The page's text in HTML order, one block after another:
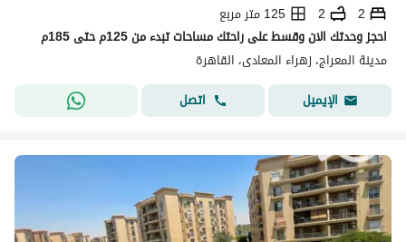
2
2
125 متر مربع
احجز وحدتك الان وقسط على راحتك مساحات تبدء من 125م حتى 185م
مدينة المعراج، زهراء المعادى، القاهرة
الإيميل
اتصل